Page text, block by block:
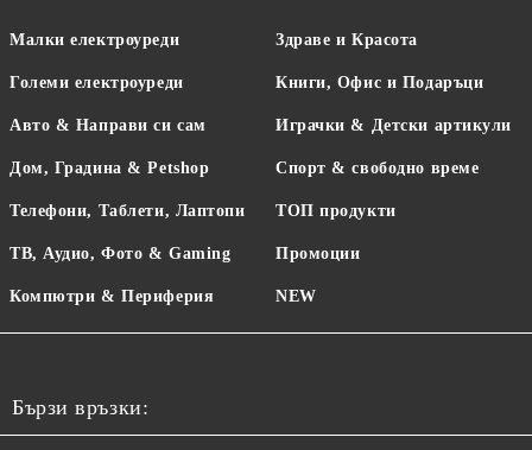
Малки електроуреди
Големи електроуреди
Авто & Направи си сам
Дом, Градина & Petshop
Телефони, Таблети, Лаптопи
ТВ, Аудио, Фото & Gaming
Компютри & Периферия
Здраве и Красота
Книги, Офис и Подаръци
Играчки & Детски артикули
Спорт & свободно време
ТОП продукти
Промоции
NEW
Бързи връзки: